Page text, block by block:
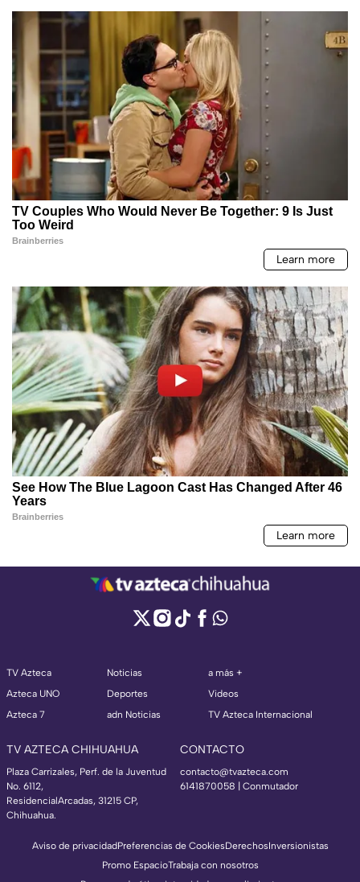
TV Azteca
Azteca UNO
Azteca 7
Noticias
Deportes
adn Noticias
a más +
Videos
TV Azteca Internacional
TV AZTECA CHIHUAHUA
Plaza Carrizales, Perf. de la Juventud
No. 6112,
ResidencialArcadas, 31215 CP,
Chihuahua.
CONTACTO
contacto@tvazteca.com
6141870058 | Conmutador
Aviso de privacidadPreferencias de CookiesDerechosInversionistas
Promo EspacioTrabaja con nosotros